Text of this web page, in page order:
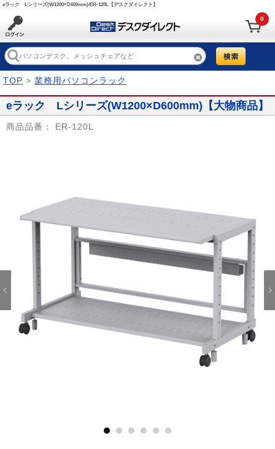
eラック Lシリーズ(W1200×D600mm)/ER-120L【デスクダイレクト】
0
TOP > 業務用パソコンラック
eラック Lシリーズ(W1200×D600mm)【大物商品】
商品品番： ER-120L